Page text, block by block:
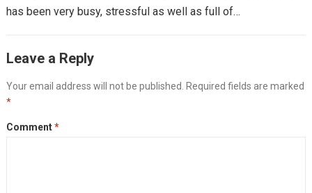
has been very busy, stressful as well as full of…
Leave a Reply
Your email address will not be published.
Required fields are marked
*
Comment*